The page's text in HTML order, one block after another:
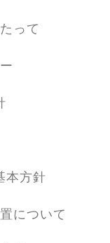
って
本方針
について